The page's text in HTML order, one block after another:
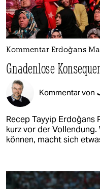
Kommentar Erdoğans
Gnadenlose
Kommentar von
Recep Tayyip
kurz vor der
können, macht sich